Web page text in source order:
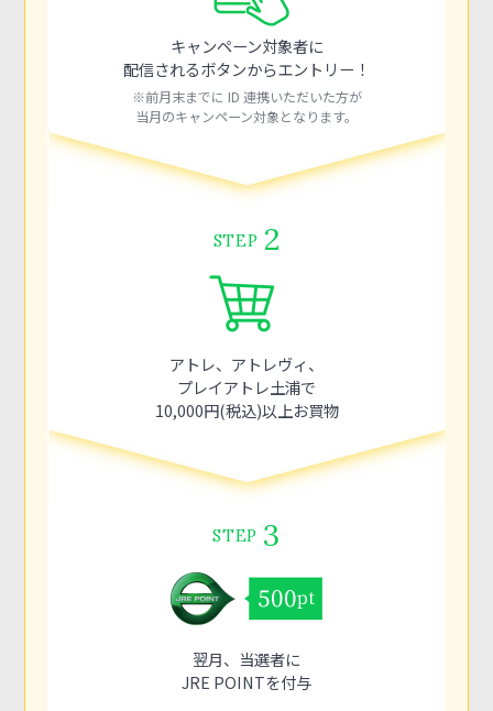
キャンペーン対象者に
配信されるボタンからエントリー！
※前月末までに ID 連携いただいた方が
当月のキャンペーン対象となります。
STEP 2
アトレ、アトレヴィ、
プレイアトレ土浦で
10,000円(税込)以上お買物
STEP 3
翌月、当選者に
JRE POINTを付与